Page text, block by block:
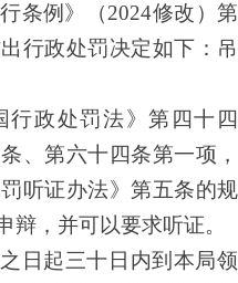
条例》（2024修改）第
行政处罚决定如下：吊
政处罚法》第四十四
、第六十四条第一项，
听证办法》第五条的规
辩，并可以要求听证。
日起三十日内到本局领